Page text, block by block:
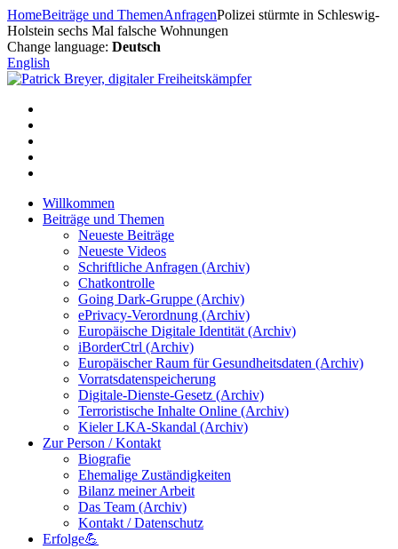
Zum
Inhalt
springen
HomeBeiträge und ThemenAnfragenPolizei stürmte in Schleswig-
Holstein sechs Mal falsche Wohnungen
Change language: Deutsch
English
Willkommen
Beiträge und Themen
Neueste Beiträge
Neueste Videos
Schriftliche Anfragen (Archiv)
Chatkontrolle
Going Dark-Gruppe (Archiv)
ePrivacy-Verordnung (Archiv)
Europäische Digitale Identität (Archiv)
iBorderCtrl (Archiv)
Europäischer Raum für Gesundheitsdaten (Archiv)
Vorratsdatenspeicherung
Digitale-Dienste-Gesetz (Archiv)
Terroristische Inhalte Online (Archiv)
Kieler LKA-Skandal (Archiv)
Zur Person / Kontakt
Biografie
Ehemalige Zuständigkeiten
Bilanz meiner Arbeit
Das Team (Archiv)
Kontakt / Datenschutz
Erfolge💪